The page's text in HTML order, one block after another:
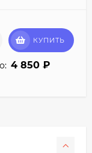
КУПИТЬ
4 850 ₽